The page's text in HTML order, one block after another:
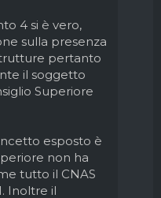
4 si è vero,
sulla presenza
pertanto
il soggetto
Superiore
esposto è
non ha
tutto il CNAS
Inoltre il